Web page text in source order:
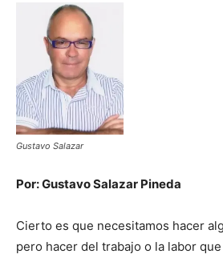
Gustavo Salazar
Por: Gustavo Salazar Pineda
Cierto es que necesitamos hacer
pero hacer del trabajo o la labor